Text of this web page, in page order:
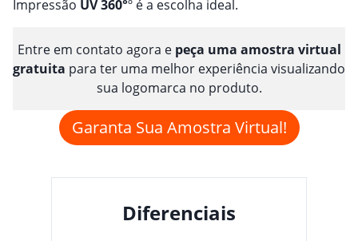
Impressão UV 360°º é a escolha ideal.
Entre em contato agora e peça uma amostra virtual
gratuita para ter uma melhor experiência visualizando
sua logomarca no produto.
Garanta Sua Amostra Virtual!
Diferenciais